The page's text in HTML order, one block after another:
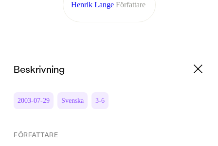
Henrik Lange Författare
Beskrivning
2003-07-29 Svenska 3-6
FÖRFATTARE